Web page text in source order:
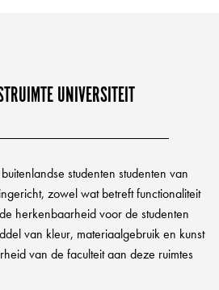
UNIVERSITEIT
studenten studenten van
zowel wat betreft functionaliteit
herkenbaarheid voor de studenten
van kleur, materiaalgebruik en kunst
van de faculteit aan deze ruimtes